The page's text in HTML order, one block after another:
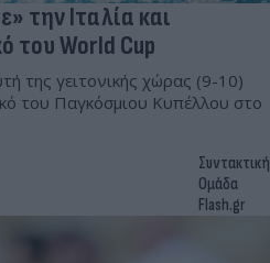
την Ιταλία και
του World Cup
της γειτονικής χώρας (9-10)
του Παγκόσμιου Κυπέλλου στο
Συντακτική
Ομάδα
Flash.gr